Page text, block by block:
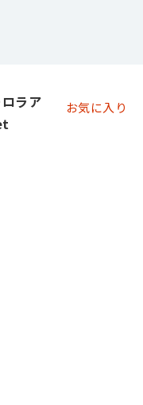
ラア
お気に入り